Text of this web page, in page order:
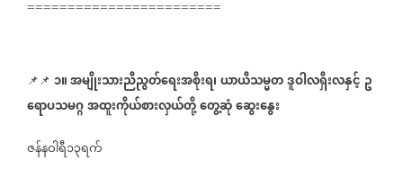
========================
📌📌 ၁။ အမျိုးသားညီညွတ်ရေးအစိုးရ၊ယာယီသမ္မတဒူဝါလရှီးလနှင့် ဥ
ရောပသမဂ္ဂအထူးကိုယ်စားလှယ်တို့တွေ့ဆုံဆွေးနွေး
ဇန်နဝါရီ၁၃ရက်